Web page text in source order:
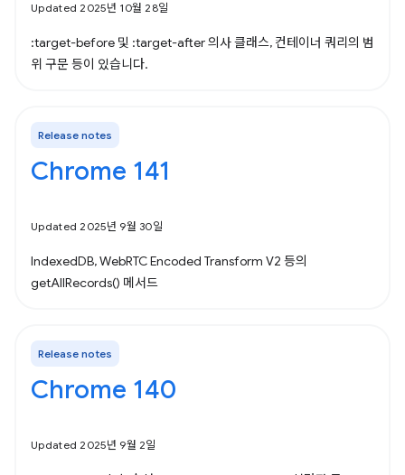
Updated 2025년 10월 28일
:target-before 및 :target-after 의사 클래스, 컨테이너 쿼리의 범
위 구문 등이 있습니다.
Release notes
Chrome 141
Updated 2025년 9월 30일
IndexedDB, WebRTC Encoded Transform V2 등의
getAllRecords() 메서드
Release notes
Chrome 140
Updated 2025년 9월 2일